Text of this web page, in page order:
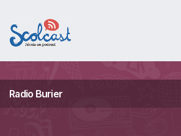
Radio Burier